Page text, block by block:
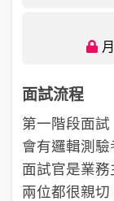
面試流程
第一階段面試
會有邏輯測驗
面試官是業
兩位都很親